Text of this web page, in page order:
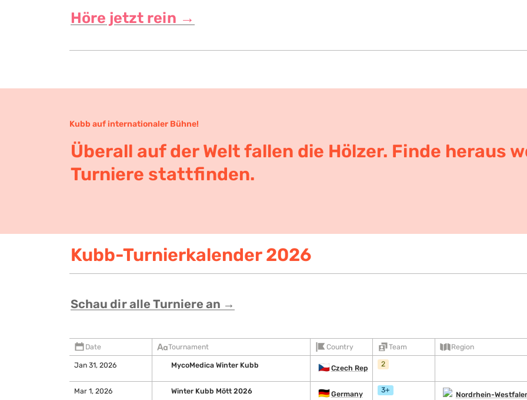
Höre jetzt rein →
Kubb auf internationaler Bühne!
Überall auf der Welt fallen die Hölzer. Finde heraus
Turniere stattfinden.
Kubb-Turnierkalender 2026
Schau dir alle Turniere an →
Date Tournament Country Team Region
Jan 31, 2026 MycoMedica Winter Kubb 🇨🇿Czech Republic
2
Mar 1, 2026 Winter Kubb Mött 2026 🇩🇪Germany 3+
Nordrhein-